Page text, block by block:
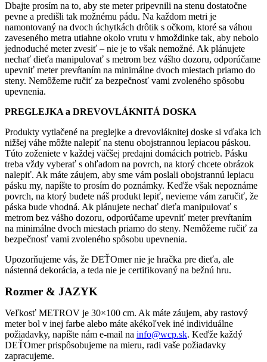
Dbajte prosím na to, aby ste meter pripevnili na stenu dostatočne
pevne a predišli tak možnému pádu. Na každom metri je
namontovaný na dvoch úchytkách drôtik s očkom, ktoré sa váhou
zaveseného metra utiahne okolo vrutu v hmoždinke tak, aby nebolo
jednoduché meter zvesiť – nie je to však nemožné. Ak plánujete
nechať dieťa manipulovať s metrom bez vášho dozoru, odporúčame
upevniť meter prevŕtaním na minimálne dvoch miestach priamo do
steny. Nemôžeme ručiť za bezpečnosť vami zvoleného spôsobu
upevnenia.
PREGLEJKA a DREVOVLÁKNITÁ DOSKA
Produkty vytlačené na preglejke a drevovláknitej doske si vďaka ich
nižšej váhe môžte nalepiť na stenu obojstrannou lepiacou páskou.
Túto zoženiete v každej väčšej predajni domácich potrieb. Pásku
treba vždy vyberať s ohľadom na povrch, na ktorý chcete obrázok
nalepiť. Ak máte záujem, aby sme vám poslali obojstrannú lepiacu
pásku my, napíšte to prosím do poznámky. Keďže však nepoznáme
povrch, na ktorý budete náš produkt lepiť, nevieme vám zaručiť, že
páska bude vhodná. Ak plánujete nechať dieťa manipulovať s
metrom bez vášho dozoru, odporúčame upevniť meter prevŕtaním
na minimálne dvoch miestach priamo do steny. Nemôžeme ručiť za
bezpečnosť vami zvoleného spôsobu upevnenia.
Upozorňujeme vás, že DEŤOmer nie je hračka pre dieťa, ale
nástenná dekorácia, a teda nie je certifikovaný na bežnú hru.
Rozmer & JAZYK
Veľkosť METROV je 30×100 cm. Ak máte záujem, aby rastový
meter bol v inej farbe alebo máte akékoľvek iné individuálne
požiadavky, napíšte nám e-mail na info@wcp.sk. Keďže každý
DEŤOmer prispôsobujeme na mieru, radi vaše požiadavky
zapracujeme.